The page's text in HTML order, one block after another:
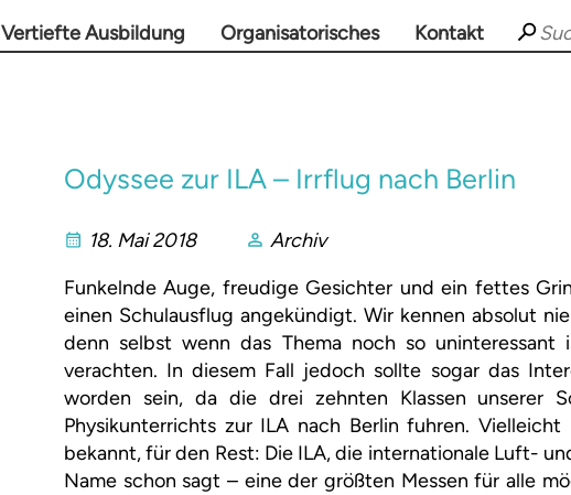
Vertiefte Ausbildung Organisatorisches Kontakt
Odyssee zur ILA – Irrflug nach Berlin
18. Mai 2018
Archiv
Funkelnde Auge, freudige Gesichter und ein fettes
einen Schulausflug angekündigt. Wir kennen absolut
denn selbst wenn das Thema noch so
verachten. In diesem Fall jedoch sollte sogar das
worden sein, da die drei zehnten Klassen unserer
Physikunterrichts zur ILA nach Berlin fuhren.
bekannt, für den Rest: Die ILA, die internationale Luft-
Name schon sagt – eine der größten Messen für alle